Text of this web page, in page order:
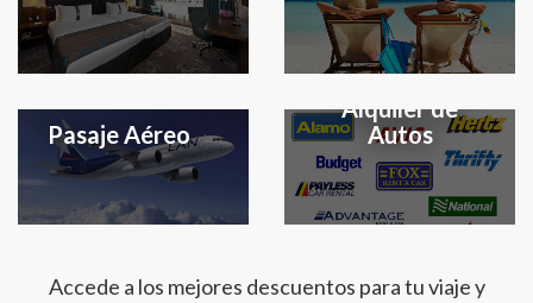
Pasaje Aéreo
Alquiler de
Autos
Accede a los mejores descuentos para tu viaje y